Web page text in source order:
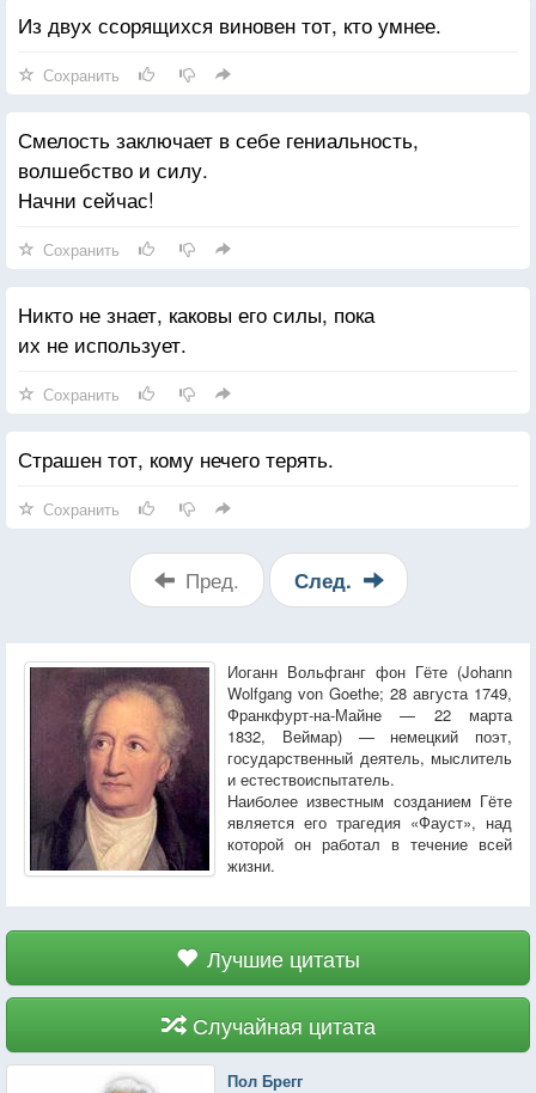
Из двух ссорящихся виновен тот, кто умнее.
Сохранить
Смелость заключает в себе гениальность,
волшебство и силу.
Начни сейчас!
Сохранить
Никто не знает, каковы его силы, пока
их не использует.
Сохранить
Страшен тот, кому нечего терять.
Сохранить
Пред. След.
Иоганн Вольфганг фон Гёте (Johann
Wolfgang von Goethe; 28 августа 1749,
Франкфурт-на-Майне — 22 марта
1832, Веймар) — немецкий поэт,
государственный деятель, мыслитель
и естествоиспытатель.
Наиболее известным созданием Гёте
является его трагедия «Фауст», над
которой он работал в течение всей
жизни.
Лучшие цитаты
Случайная цитата
Пол Брегг